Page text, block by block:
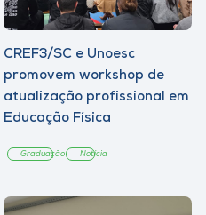
CREF3/SC e Unoesc
promovem workshop de
atualização profissional em
Educação Física
Graduação Notícia